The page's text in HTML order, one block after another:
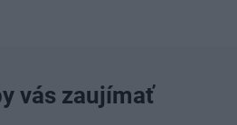
vás zaujímať